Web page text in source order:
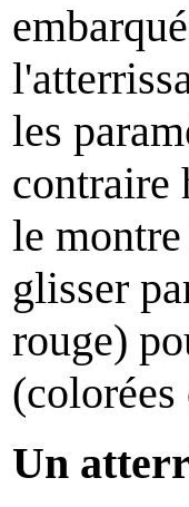
les
contraire
le
glisser
rouge)
(colorées
Un